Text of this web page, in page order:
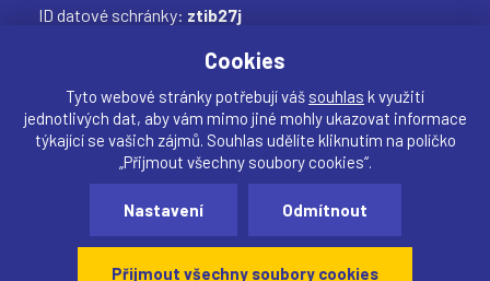
k
a
z
o
d
l
ID datové schránky: ztib27j
d
k
a
e
Sdílet
Vytvořil:
drualas.cz
Webdesigner:našli jste chybu? Máte náměty, či
připomínky?
Cookies
Tyto webové stránky potřebují váš souhlas k využití
jednotlivých dat, aby vám mimo jiné mohly ukazovat informace
týkající se vašich zájmů. Souhlas udělíte kliknutím na políčko
„Přijmout všechny soubory cookies“.
Nastavení Odmítnout
Přijmout všechny soubory cookies